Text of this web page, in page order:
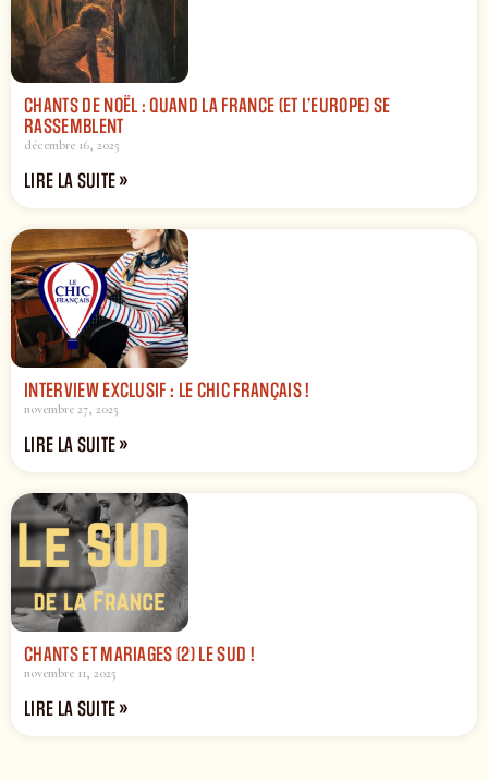
CHANTS DE NOËL : QUAND LA FRANCE (ET L’EUROPE) SE
RASSEMBLENT
décembre 16, 2025
LIRE LA SUITE »
INTERVIEW EXCLUSIF : LE CHIC FRANÇAIS !
novembre 27, 2025
LIRE LA SUITE »
CHANTS ET MARIAGES (2) LE SUD !
novembre 11, 2025
LIRE LA SUITE »